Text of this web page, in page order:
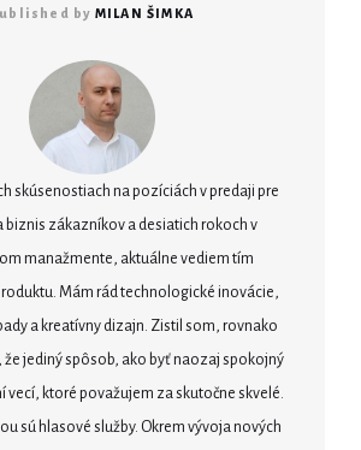
by MILAN ŠIMKA
skúsenostiach na pozíciách v predaji pre
biznis zákazníkov a desiatich rokoch v
manažmente, aktuálne vediem tím
Mám rád technologické inovácie,
a kreatívny dizajn. Zistil som, rovnako
že jediný spôsob, ako byť naozaj spokojný
vecí, ktoré považujem za skutočne skvelé.
sú hlasové služby. Okrem vývoja nových